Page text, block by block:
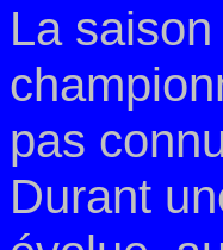
La
pas
Durant